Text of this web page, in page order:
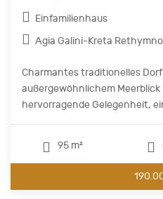
Einfamilienhaus
Agia Galini-Kreta
Charmantes traditionelles
außergewöhnlichem Meerblick
hervorragende Gelegenheit,
95 m²